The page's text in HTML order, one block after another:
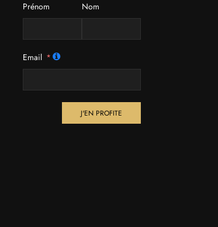
Prénom Nom
Email
J'EN PROFITE